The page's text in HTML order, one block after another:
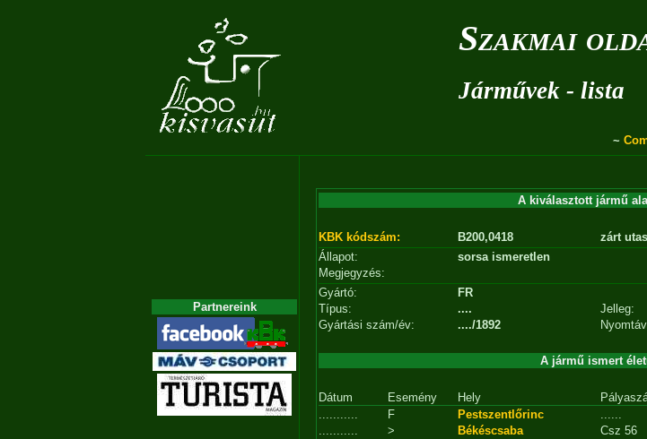
Szakmai
Járművek - lista
~
Partnereink
A kiválasztott jármű
KBK kódszám: B200,0418
zárt
Állapot:
sorsa ismeretlen
Megjegyzés:
Gyártó:
FR
Típus:
.... Jelleg:
Gyártási szám/év:
..../1892
A jármű ismert
Dátum Esemény Hely
...........
F Pestszentlőrinc
......
...........
> Békéscsaba
Csz 56